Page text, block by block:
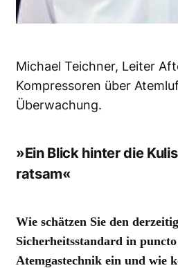
Michael Teichner, Leiter
Kompressoren über
Überwachung.
»Ein Blick hinter die
ratsam«
Wie schätzen Sie den
Sicherheitsstandard in
Atemgastechnik ein und wie